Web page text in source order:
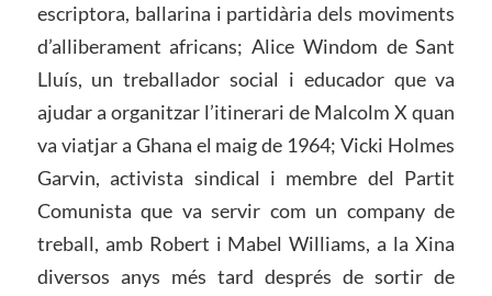
escriptora, ballarina i partidària dels moviments
d’alliberament africans; Alice Windom de Sant
Lluís, un treballador social i educador que va
ajudar a organitzar l’itinerari de Malcolm X quan
va viatjar a Ghana el maig de 1964; Vicki Holmes
Garvin, activista sindical i membre del Partit
Comunista que va servir com un company de
treball, amb Robert i Mabel Williams, a la Xina
diversos anys més tard després de sortir de